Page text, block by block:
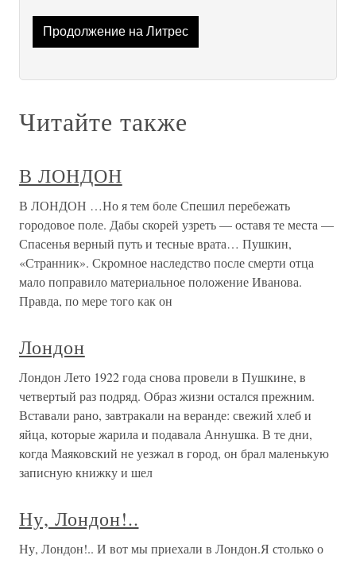
Продолжение на Литрес
Читайте также
В ЛОНДОН
В ЛОНДОН …Но я тем боле Спешил перебежать
городовое поле. Дабы скорей узреть — оставя те места —
Спасенья верный путь и тесные врата… Пушкин,
«Странник». Скромное наследство после смерти отца
мало поправило материальное положение Иванова.
Правда, по мере того как он
Лондон
Лондон Лето 1922 года снова провели в Пушкине, в
четвертый раз подряд. Образ жизни остался прежним.
Вставали рано, завтракали на веранде: свежий хлеб и
яйца, которые жарила и подавала Аннушка. В те дни,
когда Маяковский не уезжал в город, он брал маленькую
записную книжку и шел
Ну, Лондон!..
Ну, Лондон!.. И вот мы приехали в Лондон.Я столько о